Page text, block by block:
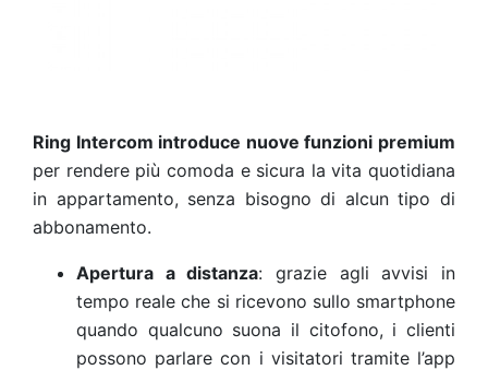
Ring Intercom introduce nuove funzioni premium
per rendere più comoda e sicura la vita quotidiana
in appartamento, senza bisogno di alcun tipo di
abbonamento.
Apertura a distanza: grazie agli avvisi in
tempo reale che si ricevono sullo smartphone
quando qualcuno suona il citofono, i clienti
possono parlare con i visitatori tramite l’app